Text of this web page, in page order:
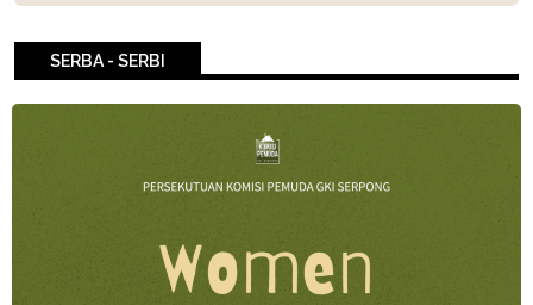
SERBA - SERBI